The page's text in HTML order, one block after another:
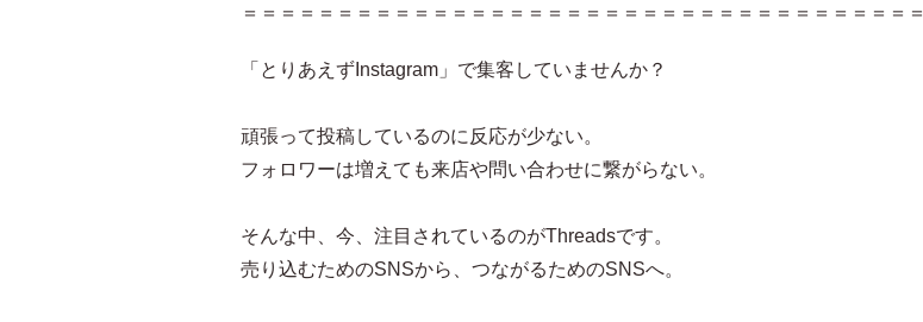
＝＝＝＝＝＝＝＝＝＝＝＝＝＝＝＝＝＝＝＝＝＝＝＝＝＝＝＝＝＝＝＝＝＝＝＝
「とりあえずInstagram」で集客していませんか？
頑張って投稿しているのに反応が少ない。
フォロワーは増えても来店や問い合わせに繋がらない。
そんな中、今、注目されているのがThreadsです。
売り込むためのSNSから、つながるためのSNSへ。